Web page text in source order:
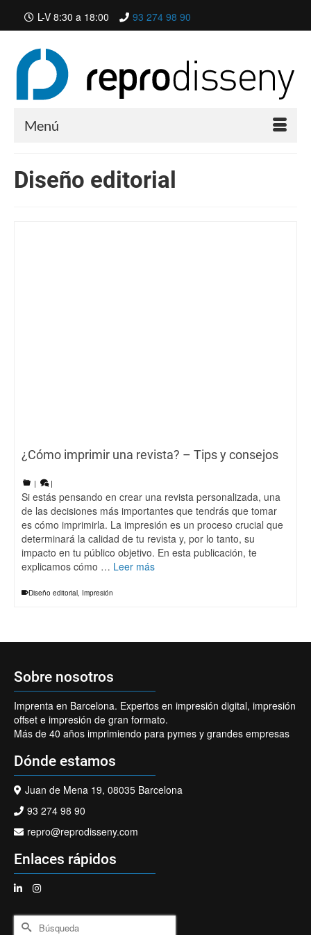
L-V 8:30 a 18:00 93 274 98 90
Menú
Diseño editorial
¿Cómo imprimir una revista? – Tips y consejos
| |
Si estás pensando en crear una revista personalizada, una
de las decisiones más importantes que tendrás que tomar
es cómo imprimirla. La impresión es un proceso crucial que
determinará la calidad de tu revista y, por lo tanto, su
impacto en tu público objetivo. En esta publicación, te
explicamos cómo … Leer más
Diseño editorial Impresión
Sobre nosotros
Imprenta en Barcelona. Expertos en impresión digital, impresión
offset e impresión de gran formato.
Más de 40 años imprimiendo para pymes y grandes empresas
Dónde estamos
Juan de Mena 19, 08035 Barcelona
93 274 98 90
repro@reprodisseny.com
Enlaces rápidos
Buscar